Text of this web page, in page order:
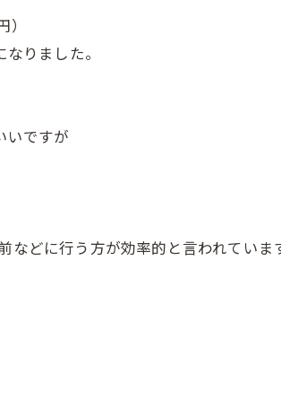
りました。
いですが
などに行う方が効率的と言われていま